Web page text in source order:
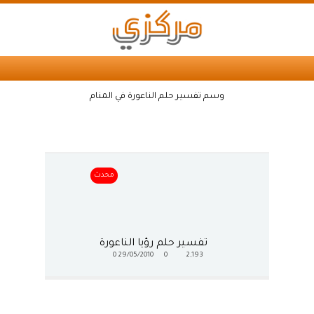
وسم تفسير حلم الناعورة في المنام
محدث
تفسير حلم رؤيا الناعورة
2,193
0
29/05/2010
0